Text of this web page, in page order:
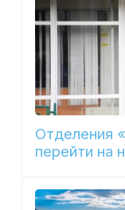
Отделения
перейти на